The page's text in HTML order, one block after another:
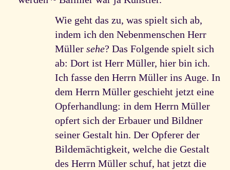
Wie geht das zu, was spielt sich ab,
indem ich den Nebenmenschen Herr
Müller sehe? Das Folgende spielt sich
ab: Dort ist Herr Müller, hier bin ich.
Ich fasse den Herrn Müller ins Auge. In
dem Herrn Müller geschieht jetzt eine
Opferhandlung: in dem Herrn Müller
opfert sich der Erbauer und Bildner
seiner Gestalt hin. Der Opferer der
Bildemächtigkeit, welche die Gestalt
des Herrn Müller schuf, hat jetzt die